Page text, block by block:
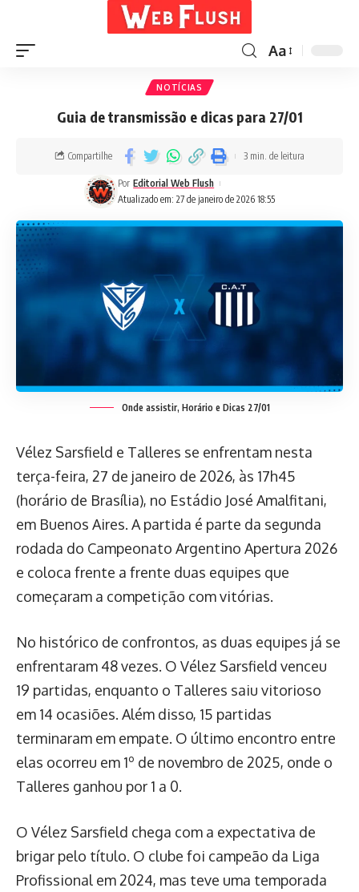
Aa
NOTÍCIAS
Guia de transmissão e dicas para 27/01
Atualizado em: 27 de janeiro de 2026 18:55
Por Editorial Web Flush
Compartilhe 3 min. de leitura
Onde assistir, Horário e Dicas 27/01
Vélez Sarsfield e Talleres se enfrentam nesta
terça-feira, 27 de janeiro de 2026, às 17h45
(horário de Brasília), no Estádio José Amalfitani,
em Buenos Aires. A partida é parte da segunda
rodada do Campeonato Argentino Apertura 2026
e coloca frente a frente duas equipes que
começaram a competição com vitórias.
No histórico de confrontos, as duas equipes já se
enfrentaram 48 vezes. O Vélez Sarsfield venceu
19 partidas, enquanto o Talleres saiu vitorioso
em 14 ocasiões. Além disso, 15 partidas
terminaram em empate. O último encontro entre
elas ocorreu em 1º de novembro de 2025, onde o
Talleres ganhou por 1 a 0.
O Vélez Sarsfield chega com a expectativa de
brigar pelo título. O clube foi campeão da Liga
Profissional em 2024, mas teve uma temporada